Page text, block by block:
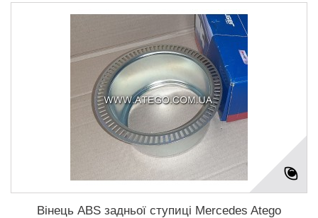
Вінець ABS задньої ступиці Mercedes Atego